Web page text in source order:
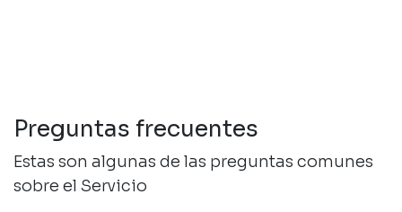
Preguntas frecuentes
Estas son algunas de las preguntas comunes
sobre el Servicio